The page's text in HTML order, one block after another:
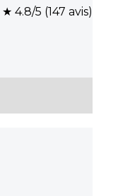
★ 4.8/5 (147 avis)